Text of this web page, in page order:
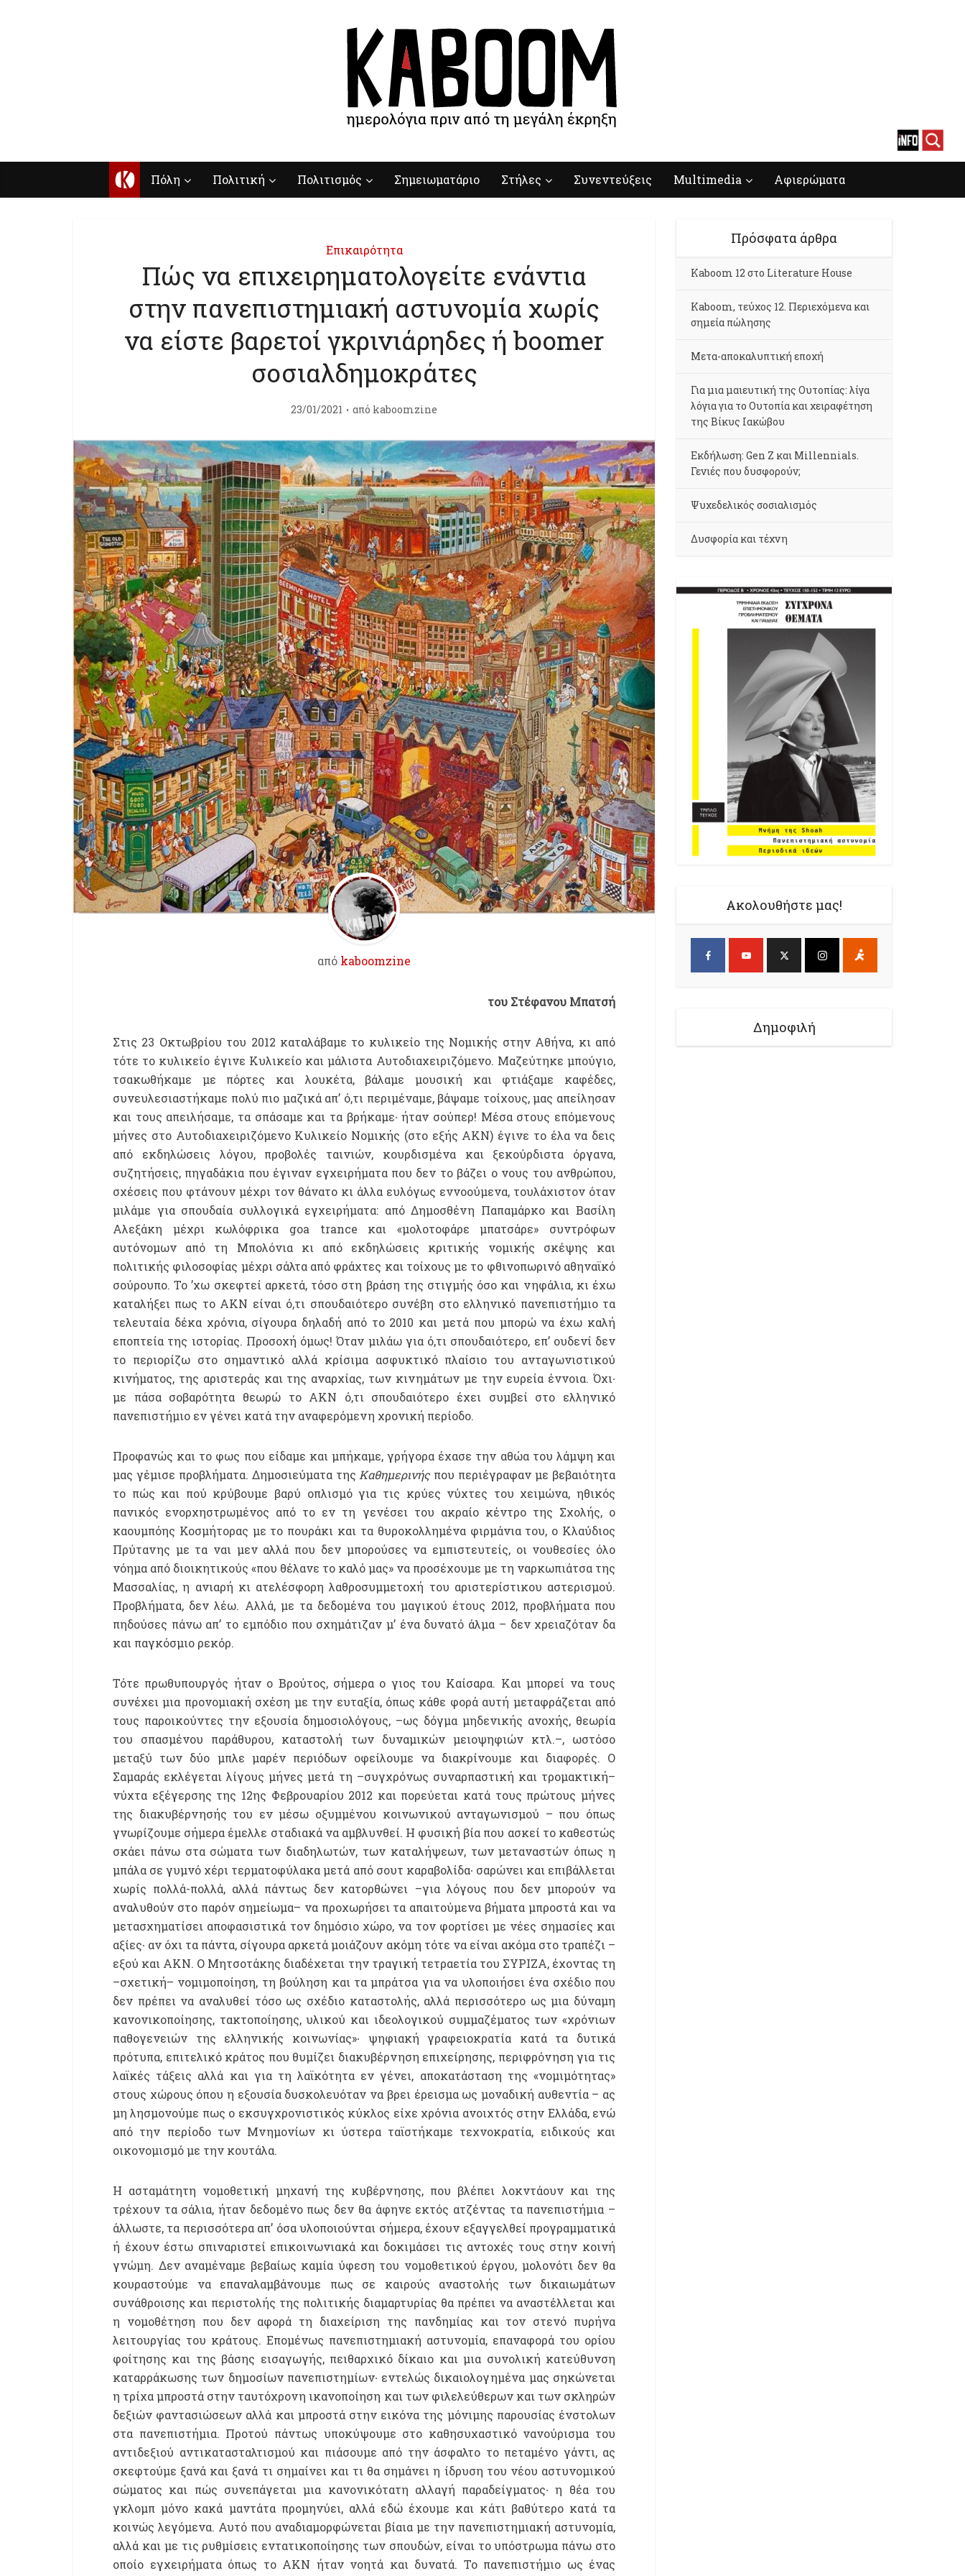
Κ Πόλη Πολιτική Πολιτισμός Σημειωματάριο Στήλες Συνεντεύξεις Multimedia Αφιερώματα
Επικαιρότητα
Πώς να επιχειρηματολογείτε ενάντια
στην πανεπιστημιακή αστυνομία χωρίς
να είστε βαρετοί γκρινιάρηδες ή boomer
σοσιαλδημοκράτες
23/01/2021 από kaboomzine
από kaboomzine
του Στέφανου Μπατσή
Στις 23 Οκτωβρίου του 2012 καταλάβαμε το κυλικείο της Νομικής στην Αθήνα, κι από
τότε το κυλικείο έγινε Κυλικείο και μάλιστα Αυτοδιαχειριζόμενο. Μαζεύτηκε μπούγιο,
τσακωθήκαμε με πόρτες και λουκέτα, βάλαμε μουσική και φτιάξαμε καφέδες,
συνευλεσιαστήκαμε πολύ πιο μαζικά απ’ ό,τι περιμέναμε, βάψαμε τοίχους, μας απείλησαν
και τους απειλήσαμε, τα σπάσαμε και τα βρήκαμε∙ ήταν σούπερ! Μέσα στους επόμενους
μήνες στο Αυτοδιαχειριζόμενο Κυλικείο Νομικής (στο εξής ΑΚΝ) έγινε το έλα να δεις
από εκδηλώσεις λόγου, προβολές ταινιών, κουρδισμένα και ξεκούρδιστα όργανα,
συζητήσεις, πηγαδάκια που έγιναν εγχειρήματα που δεν το βάζει ο νους του ανθρώπου,
σχέσεις που φτάνουν μέχρι τον θάνατο κι άλλα ευλόγως εννοούμενα, τουλάχιστον όταν
μιλάμε για σπουδαία συλλογικά εγχειρήματα: από Δημοσθένη Παπαμάρκο και Βασίλη
Αλεξάκη μέχρι κωλόφρικα goa trance και «μολοτοφάρε μπατσάρε» συντρόφων
αυτόνομων από τη Μπολόνια κι από εκδηλώσεις κριτικής νομικής σκέψης και
πολιτικής φιλοσοφίας μέχρι σάλτα από φράχτες και τοίχους με το φθινοπωρινό αθηναϊκό
σούρουπο. Το ’χω σκεφτεί αρκετά, τόσο στη βράση της στιγμής όσο και νηφάλια, κι έχω
καταλήξει πως το ΑΚΝ είναι ό,τι σπουδαιότερο συνέβη στο ελληνικό πανεπιστήμιο τα
τελευταία δέκα χρόνια, σίγουρα δηλαδή από το 2010 και μετά που μπορώ να έχω καλή
εποπτεία της ιστορίας. Προσοχή όμως! Όταν μιλάω για ό,τι σπουδαιότερο, επ’ ουδενί δεν
το περιορίζω στο σημαντικό αλλά κρίσιμα ασφυκτικό πλαίσιο του ανταγωνιστικού
κινήματος, της αριστεράς και της αναρχίας, των κινημάτων με την ευρεία έννοια. Όχι∙
με πάσα σοβαρότητα θεωρώ το ΑΚΝ ό,τι σπουδαιότερο έχει συμβεί στο ελληνικό
πανεπιστήμιο εν γένει κατά την αναφερόμενη χρονική περίοδο.
Προφανώς και το φως που είδαμε και μπήκαμε, γρήγορα έχασε την αθώα του λάμψη και
μας γέμισε προβλήματα. Δημοσιεύματα της Καθημερινήςπου περιέγραφαν με βεβαιότητα
το πώς και πού κρύβουμε βαρύ οπλισμό για τις κρύες νύχτες του χειμώνα, ηθικός
πανικός ενορχηστρωμένος από το εν τη γενέσει του ακραίο κέντρο της Σχολής, ο
καουμπόης Κοσμήτορας με το πουράκι και τα θυροκολλημένα φιρμάνια του, ο Κλαύδιος
Πρύτανης με τα ναι μεν αλλά που δεν μπορούσες να εμπιστευτείς, οι νουθεσίες όλο
νόημα από διοικητικούς «που θέλανε το καλό μας» να προσέχουμε με τη ναρκωπιάτσα της
Μασσαλίας, η ανιαρή κι ατελέσφορη λαθροσυμμετοχή του αριστερίστικου αστερισμού.
Προβλήματα, δεν λέω. Αλλά, με τα δεδομένα του μαγικού έτους 2012, προβλήματα που
πηδούσες πάνω απ’ το εμπόδιο που σχημάτιζαν μ’ ένα δυνατό άλμα – δεν χρειαζόταν δα
και παγκόσμιο ρεκόρ.
Τότε πρωθυπουργός ήταν ο Βρούτος, σήμερα ο γιος του Καίσαρα. Και μπορεί να τους
συνέχει μια προνομιακή σχέση με την ευταξία, όπως κάθε φορά αυτή μεταφράζεται από
τους παροικούντες την εξουσία δημοσιολόγους, –ως δόγμα μηδενικής ανοχής, θεωρία
του σπασμένου παράθυρου, καταστολή των δυναμικών μειοψηφιών κτλ.–, ωστόσο
μεταξύ των δύο μπλε μαρέν περιόδων οφείλουμε να διακρίνουμε και διαφορές. Ο
Σαμαράς εκλέγεται λίγους μήνες μετά τη –συγχρόνως συναρπαστική και τρομακτική–
νύχτα εξέγερσης της 12ης Φεβρουαρίου 2012 και πορεύεται κατά τους πρώτους μήνες
της διακυβέρνησής του εν μέσω οξυμμένου κοινωνικού ανταγωνισμού – που όπως
γνωρίζουμε σήμερα έμελλε σταδιακά να αμβλυνθεί. Η φυσική βία που ασκεί το καθεστώς
σκάει πάνω στα σώματα των διαδηλωτών, των καταλήψεων, των μεταναστών όπως η
μπάλα σε γυμνό χέρι τερματοφύλακα μετά από σουτ καραβολίδα∙ σαρώνει και επιβάλλεται
χωρίς πολλά-πολλά, αλλά πάντως δεν κατορθώνει –για λόγους που δεν μπορούν να
αναλυθούν στο παρόν σημείωμα– να προχωρήσει τα απαιτούμενα βήματα μπροστά και να
μετασχηματίσει αποφασιστικά τον δημόσιο χώρο, να τον φορτίσει με νέες σημασίες και
αξίες∙ αν όχι τα πάντα, σίγουρα αρκετά μοιάζουν ακόμη τότε να είναι ακόμα στο τραπέζι –
εξού και ΑΚΝ. Ο Μητσοτάκης διαδέχεται την τραγική τετραετία του ΣΥΡΙΖΑ, έχοντας τη
–σχετική– νομιμοποίηση, τη βούληση και τα μπράτσα για να υλοποιήσει ένα σχέδιο που
δεν πρέπει να αναλυθεί τόσο ως σχέδιο καταστολής, αλλά περισσότερο ως μια δύναμη
κανονικοποίησης, τακτοποίησης, υλικού και ιδεολογικού συμμαζέματος των «χρόνιων
παθογενειών της ελληνικής κοινωνίας»∙ ψηφιακή γραφειοκρατία κατά τα δυτικά
πρότυπα, επιτελικό κράτος που θυμίζει διακυβέρνηση επιχείρησης, περιφρόνηση για τις
λαϊκές τάξεις αλλά και για τη λαϊκότητα εν γένει, αποκατάσταση της «νομιμότητας»
στους χώρους όπου η εξουσία δυσκολευόταν να βρει έρεισμα ως μοναδική αυθεντία – ας
μη λησμονούμε πως ο εκσυγχρονιστικός κύκλος είχε χρόνια ανοιχτός στην Ελλάδα, ενώ
από την περίοδο των Μνημονίων κι ύστερα ταϊστήκαμε τεχνοκρατία, ειδικούς και
οικονομισμό με την κουτάλα.
Η ασταμάτητη νομοθετική μηχανή της κυβέρνησης, που βλέπει λοκντάουν και της
τρέχουν τα σάλια, ήταν δεδομένο πως δεν θα άφηνε εκτός ατζέντας τα πανεπιστήμια –
άλλωστε, τα περισσότερα απ’ όσα υλοποιούνται σήμερα, έχουν εξαγγελθεί προγραμματικά
ή έχουν έστω σπιναριστεί επικοινωνιακά και δοκιμάσει τις αντοχές τους στην κοινή
γνώμη. Δεν αναμέναμε βεβαίως καμία ύφεση του νομοθετικού έργου, μολονότι δεν θα
κουραστούμε να επαναλαμβάνουμε πως σε καιρούς αναστολής των δικαιωμάτων
συνάθροισης και περιστολής της πολιτικής διαμαρτυρίας θα πρέπει να αναστέλλεται και
η νομοθέτηση που δεν αφορά τη διαχείριση της πανδημίας και τον στενό πυρήνα
λειτουργίας του κράτους. Επομένως πανεπιστημιακή αστυνομία, επαναφορά του ορίου
φοίτησης και της βάσης εισαγωγής, πειθαρχικό δίκαιο και μια συνολική κατεύθυνση
καταρράκωσης των δημοσίων πανεπιστημίων∙ εντελώς δικαιολογημένα μας σηκώνεται
η τρίχα μπροστά στην ταυτόχρονη ικανοποίηση και των φιλελεύθερων και των σκληρών
δεξιών φαντασιώσεων αλλά και μπροστά στην εικόνα της μόνιμης παρουσίας ένστολων
στα πανεπιστήμια. Προτού πάντως υποκύψουμε στο καθησυχαστικό νανούρισμα του
αντιδεξιού αντικατασταλτισμού και πιάσουμε από την άσφαλτο το πεταμένο γάντι, ας
σκεφτούμε ξανά και ξανά τι σημαίνει και τι θα σημάνει η ίδρυση του νέου αστυνομικού
σώματος και πώς συνεπάγεται μια κανονικότατη αλλαγή παραδείγματος∙ η θέα του
γκλομπ μόνο κακά μαντάτα προμηνύει, αλλά εδώ έχουμε και κάτι βαθύτερο κατά τα
κοινώς λεγόμενα. Αυτό που αναδιαμορφώνεται βίαια με την πανεπιστημιακή αστυνομία,
αλλά και με τις ρυθμίσεις εντατικοποίησης των σπουδών, είναι το υπόστρωμα πάνω στο
οποίο εγχειρήματα όπως το ΑΚΝ ήταν νοητά και δυνατά. Το πανεπιστήμιο ως ένας
Πρόσφατα άρθρα
Kaboom 12 στο Literature House
Kaboom, τεύχος 12. Περιεχόμενα και
σημεία πώλησης
Μετα-αποκαλυπτική εποχή
Για μια μαιευτική της Ουτοπίας: λίγα
λόγια για το Ουτοπία και χειραφέτηση
της Βίκυς Ιακώβου
Εκδήλωση: Gen Z και Millennials.
Γενιές που δυσφορούν;
Ψυχεδελικός σοσιαλισμός
Δυσφορία και τέχνη
Ακολουθήστε μας!
Δημοφιλή